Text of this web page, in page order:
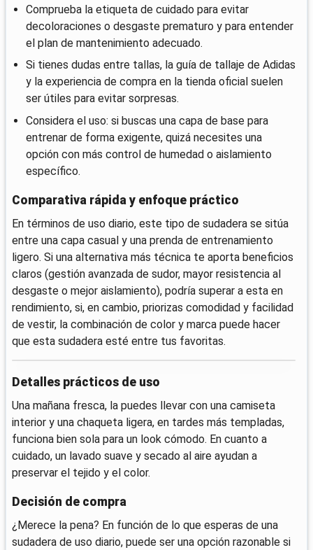
Comprueba la etiqueta de cuidado para evitar
decoloraciones o desgaste prematuro y para entender
el plan de mantenimiento adecuado.
Si tienes dudas entre tallas, la guía de tallaje de Adidas
y la experiencia de compra en la tienda oficial suelen
ser útiles para evitar sorpresas.
Considera el uso: si buscas una capa de base para
entrenar de forma exigente, quizá necesites una
opción con más control de humedad o aislamiento
específico.
Comparativa rápida y enfoque práctico
En términos de uso diario, este tipo de sudadera se sitúa
entre una capa casual y una prenda de entrenamiento
ligero. Si una alternativa más técnica te aporta beneficios
claros (gestión avanzada de sudor, mayor resistencia al
desgaste o mejor aislamiento), podría superar a esta en
rendimiento, si, en cambio, priorizas comodidad y facilidad
de vestir, la combinación de color y marca puede hacer
que esta sudadera esté entre tus favoritas.
Detalles prácticos de uso
Una mañana fresca, la puedes llevar con una camiseta
interior y una chaqueta ligera, en tardes más templadas,
funciona bien sola para un look cómodo. En cuanto a
cuidado, un lavado suave y secado al aire ayudan a
preservar el tejido y el color.
Decisión de compra
¿Merece la pena? En función de lo que esperas de una
sudadera de uso diario, puede ser una opción razonable si